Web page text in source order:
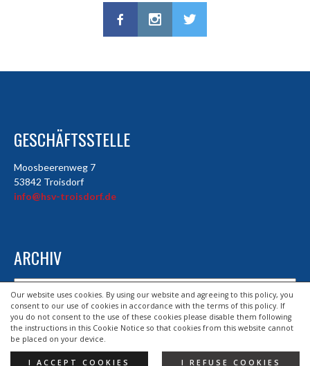
Our website uses cookies. By using our website and agreeing to this policy, you
consent to our use of cookies in accordance with the terms of this policy. If
you do not consent to the use of these cookies please disable them following
the instructions in this Cookie Notice so that cookies from this website cannot
be placed on your device.
I ACCEPT COOKIES I REFUSE COOKIES
GESCHÄFTSSTELLE
Moosbeerenweg 7
53842 Troisdorf
info@hsv-troisdorf.de
ARCHIV
Archiv
© 2026 HSV TROISDORF E.V.
DESIGND BY HSV TROISDORF E.V.